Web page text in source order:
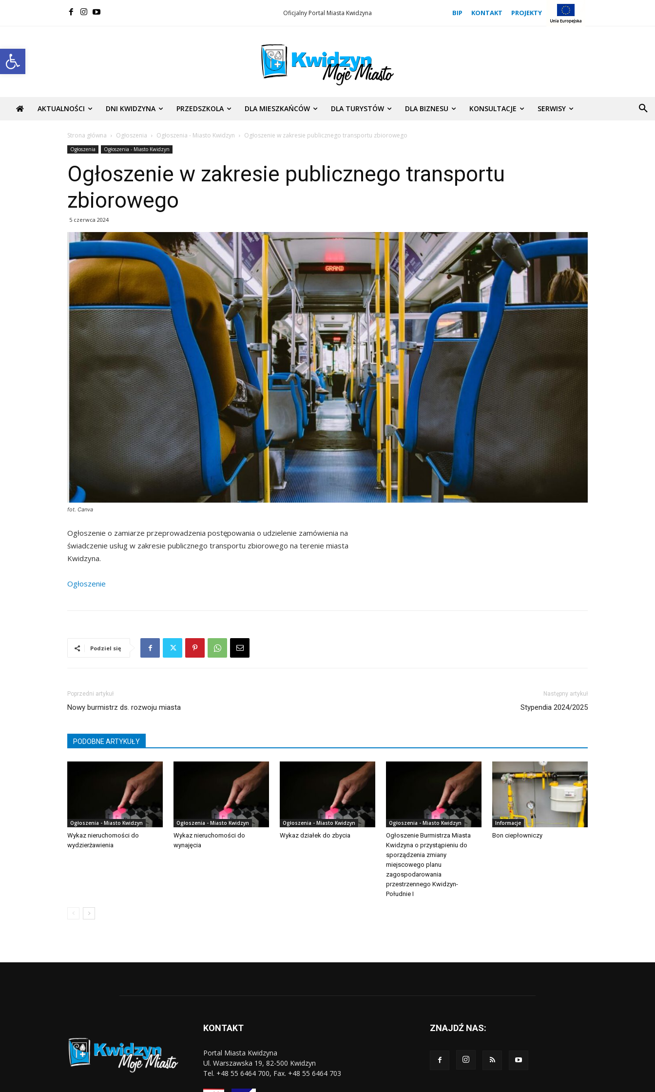
Open toolbar
Oficjalny Portal Miasta Kwidzyna BIP KONTAKT PROJEKTY
AKTUALNOŚCI DNI KWIDZYNA PRZEDSZKOLA DLA MIESZKAŃCÓW DLA TURYSTÓW DLA BIZNESU KONSULTACJE SERWISY
Strona główna Ogłoszenia Ogłoszenia - Miasto Kwidzyn Ogłoszenie w zakresie publicznego transportu zbiorowego
Ogłoszenia Ogłoszenia - Miasto Kwidzyn
Ogłoszenie w zakresie publicznego transportu
zbiorowego
5 czerwca 2024
fot. Canva
Ogłoszenie o zamiarze przeprowadzenia postępowania o udzielenie zamówienia na
świadczenie usług w zakresie publicznego transportu zbiorowego na terenie miasta
Kwidzyna.
Ogłoszenie
Podziel się
Poprzedni artykuł
Nowy burmistrz ds. rozwoju miasta
Następny artykuł
Stypendia 2024/2025
PODOBNE ARTYKUŁY
Ogłoszenia - Miasto Kwidzyn
Wykaz nieruchomości do
wydzierżawienia
Ogłoszenia - Miasto Kwidzyn
Wykaz nieruchomości do
wynajęcia
Ogłoszenia - Miasto Kwidzyn
Wykaz działek do zbycia
Ogłoszenia - Miasto Kwidzyn
Ogłoszenie Burmistrza Miasta
Kwidzyna o przystąpieniu do
sporządzenia zmiany
miejscowego planu
zagospodarowania
przestrzennego Kwidzyn-
Południe I
Informacje
Bon ciepłowniczy
KONTAKT
Portal Miasta Kwidzyna
Ul. Warszawska 19, 82-500 Kwidzyn
Tel. +48 55 6464 700, Fax. +48 55 6464 703
ZNAJDŹ NAS: